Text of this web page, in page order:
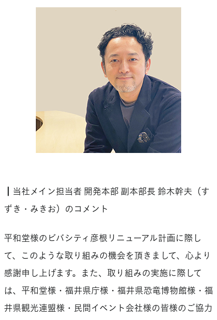
┃当社メイン担当者 開発本部 副本部長 鈴木幹夫（す
ずき・みきお）のコメント
平和堂様のビバシティ彦根リニューアル計画に際し
て、このような取り組みの機会を頂きまして、心より
感謝申し上げます。また、取り組みの実施に際して
は、平和堂様・福井県庁様・福井県恐竜博物館様・福
井県観光連盟様・民間イベント会社様の皆様のご協力